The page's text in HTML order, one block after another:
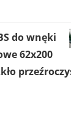
do wnęki
62x200